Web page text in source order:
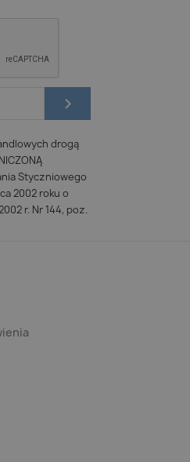
drogą
Styczniowego
2002 roku o
r. Nr 144, poz.